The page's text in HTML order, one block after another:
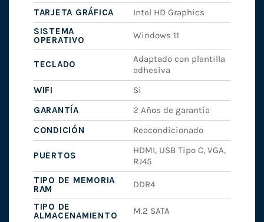
TARJETA GRÁFICA
Intel HD Graphics
SISTEMA
OPERATIVO
Windows 11
TECLADO
Adaptado con plantilla
adhesiva
WIFI
Si
GARANTÍA
2 Años de garantía
CONDICIÓN
Reacondicionado
PUERTOS
HDMI, USB Tipo C, VGA,
RJ45
TIPO DE MEMORIA
RAM
DDR4
TIPO DE
ALMACENAMIENTO
M.2 SATA